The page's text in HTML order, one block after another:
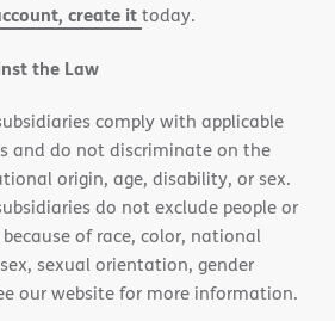
create ittoday.
the Law
comply with applicable
and do not discriminate on the
origin, age, disability, or sex.
do not exclude people or
of race, color, national
sexual orientation, gender
our website for more information.